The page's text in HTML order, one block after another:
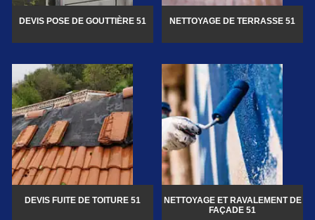
DEVIS POSE DE GOUTTIÈRE 51 NETTOYAGE DE TERRASSE 51
DEVIS FUITE DE TOITURE 51
NETTOYAGE ET RAVALEMENT DE
FAÇADE 51